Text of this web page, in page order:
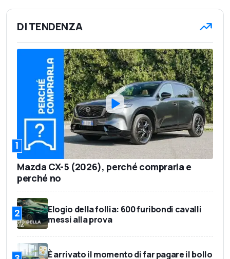
DI TENDENZA
1
Mazda CX-5 (2026), perché comprarla e
perché no
2
Elogio della follia: 600 furibondi cavalli
messi alla prova
È arrivato il momento di far pagare il bollo